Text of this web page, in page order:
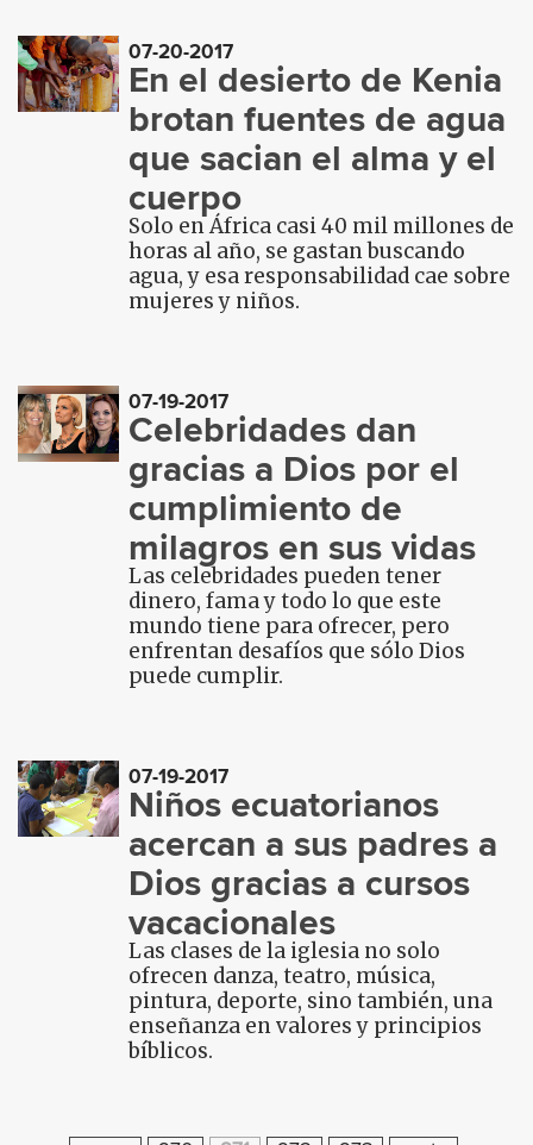
07-20-2017
En el desierto de Kenia
brotan fuentes de agua
que sacian el alma y el
cuerpo
Solo en África casi 40 mil millones de
horas al año, se gastan buscando
agua, y esa responsabilidad cae sobre
mujeres y niños.
07-19-2017
Celebridades dan
gracias a Dios por el
cumplimiento de
milagros en sus vidas
Las celebridades pueden tener
dinero, fama y todo lo que este
mundo tiene para ofrecer, pero
enfrentan desafíos que sólo Dios
puede cumplir.
07-19-2017
Niños ecuatorianos
acercan a sus padres a
Dios gracias a cursos
vacacionales
Las clases de la iglesia no solo
ofrecen danza, teatro, música,
pintura, deporte, sino también, una
enseñanza en valores y principios
bíblicos.